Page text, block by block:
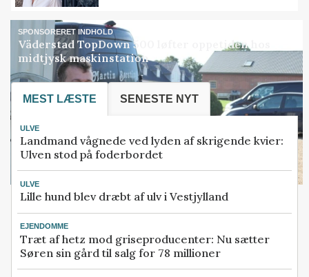
SPONSORERET INDHOLD
Väderstad TopDown 500 løfter oppetiden hos
midtjysk maskinstation
MEST LÆSTE SENESTE NYT
ULVE
Landmand vågnede ved lyden af skrigende kvier:
Ulven stod på foderbordet
ULVE
Lille hund blev dræbt af ulv i Vestjylland
EJENDOMME
Træt af hetz mod griseproducenter: Nu sætter
Søren sin gård til salg for 78 millioner